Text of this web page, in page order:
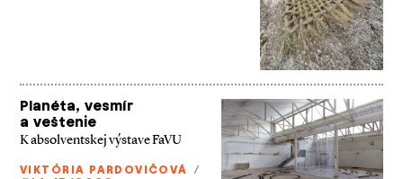
Planéta, vesmír
a veštenie
K absolventskej výstave FaVU
VIKTÓRIA PARDOVIČOVÁ /